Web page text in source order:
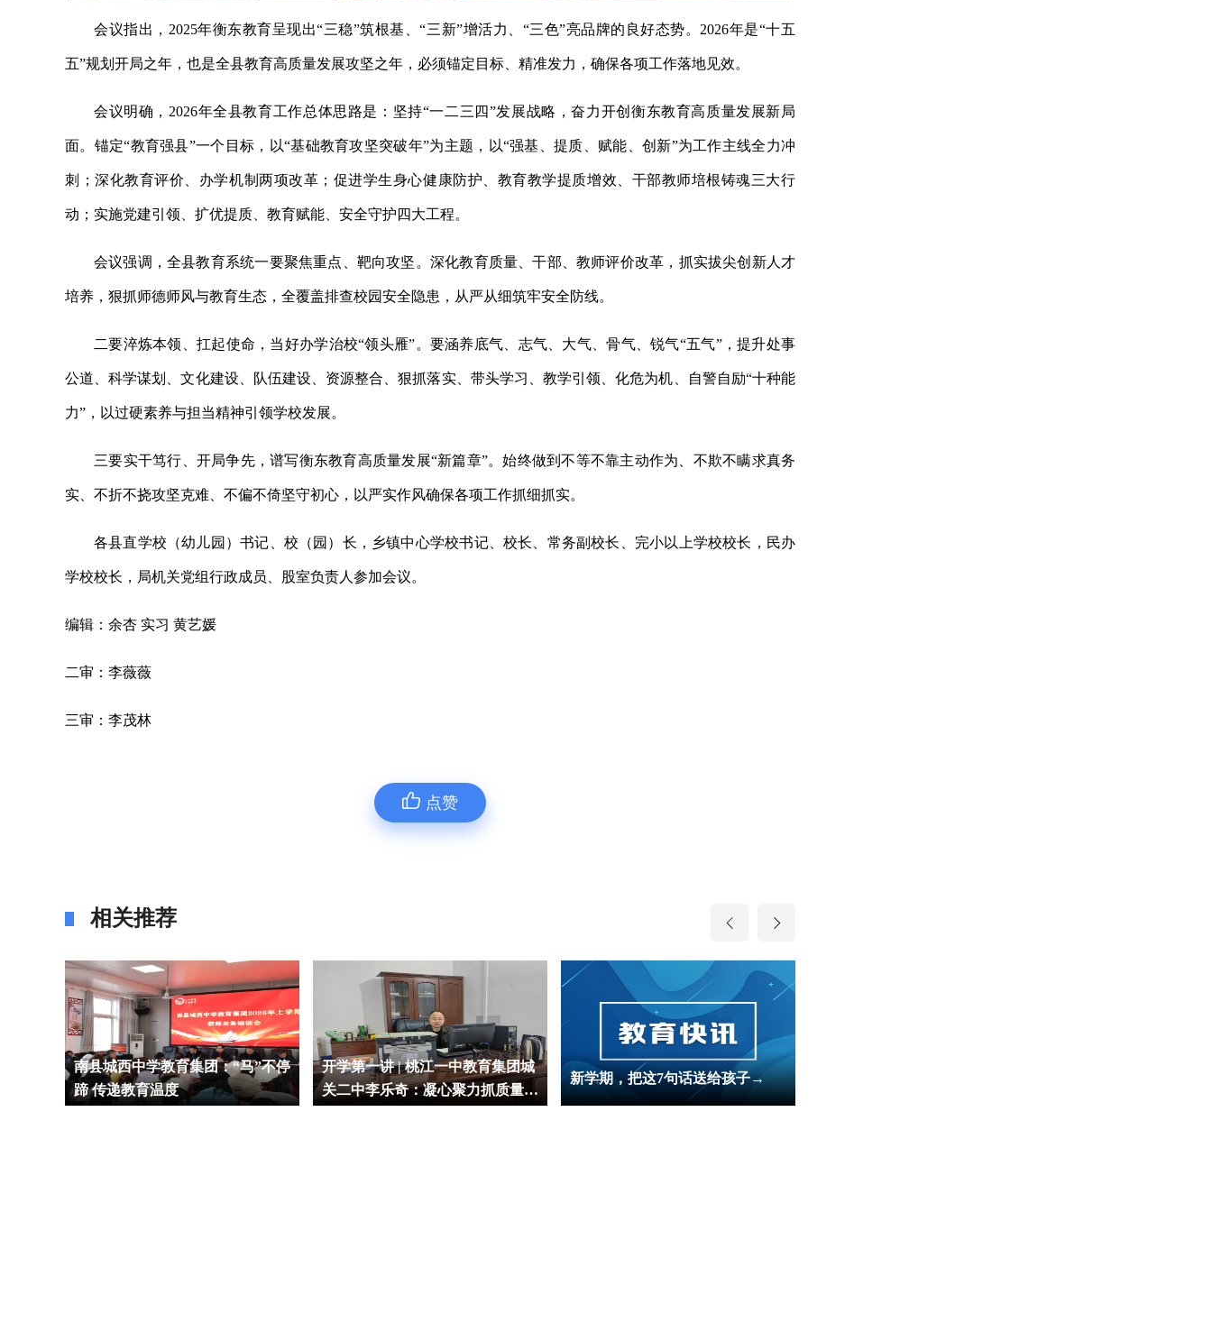
会议指出，2025年衡东教育呈现出“三稳”筑根基、“三新”增活力、“三色”亮品牌的良好态势。2026年是“十五
五”规划开局之年，也是全县教育高质量发展攻坚之年，必须锚定目标、精准发力，确保各项工作落地见效。
会议明确，2026年全县教育工作总体思路是：坚持“一二三四”发展战略，奋力开创衡东教育高质量发展新局
面。锚定“教育强县”一个目标，以“基础教育攻坚突破年”为主题，以“强基、提质、赋能、创新”为工作主线全力冲
刺；深化教育评价、办学机制两项改革；促进学生身心健康防护、教育教学提质增效、干部教师培根铸魂三大行
动；实施党建引领、扩优提质、教育赋能、安全守护四大工程。
会议强调，全县教育系统一要聚焦重点、靶向攻坚。深化教育质量、干部、教师评价改革，抓实拔尖创新人才
培养，狠抓师德师风与教育生态，全覆盖排查校园安全隐患，从严从细筑牢安全防线。
二要淬炼本领、扛起使命，当好办学治校“领头雁”。要涵养底气、志气、大气、骨气、锐气“五气”，提升处事
公道、科学谋划、文化建设、队伍建设、资源整合、狠抓落实、带头学习、教学引领、化危为机、自警自励“十种能
力”，以过硬素养与担当精神引领学校发展。
三要实干笃行、开局争先，谱写衡东教育高质量发展“新篇章”。始终做到不等不靠主动作为、不欺不瞒求真务
实、不折不挠攻坚克难、不偏不倚坚守初心，以严实作风确保各项工作抓细抓实。
各县直学校（幼儿园）书记、校（园）长，乡镇中心学校书记、校长、常务副校长、完小以上学校校长，民办
学校校长，局机关党组行政成员、股室负责人参加会议。
编辑：余杏 实习 黄艺媛
二审：李薇薇
三审：李茂林
点赞
相关推荐
南县城西中学教育集团：“马”不停
蹄 传递教育温度
开学第一讲 | 桃江一中教育集团城
关二中李乐奇：凝心聚力抓质量
新学期，把这7句话送给孩子→